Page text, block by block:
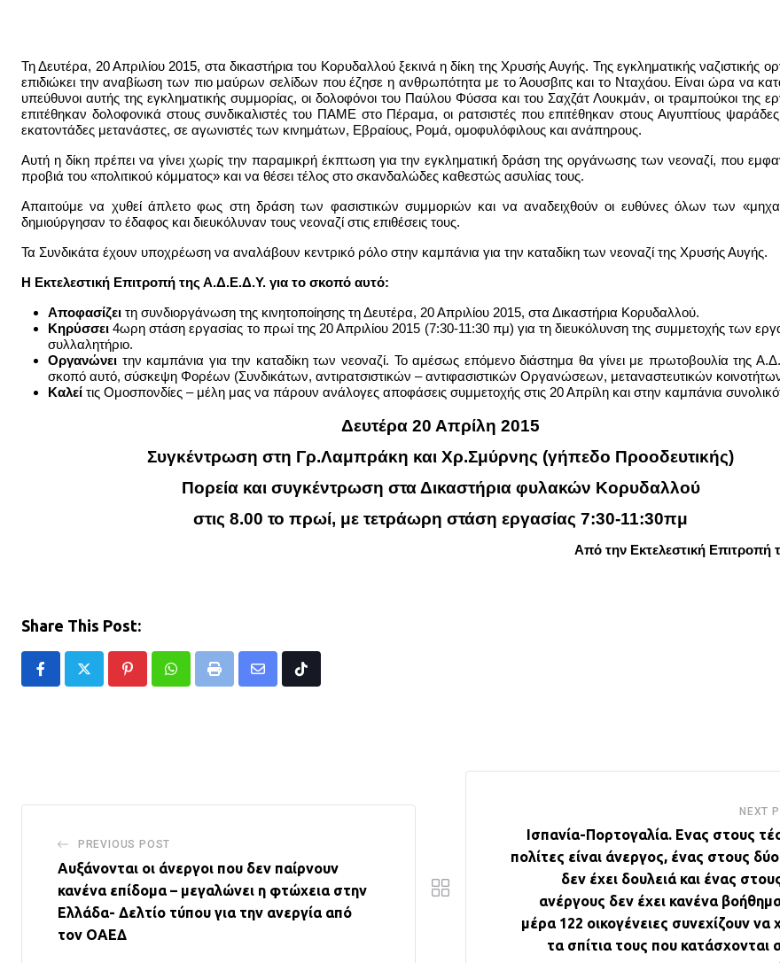
Τη Δευτέρα, 20 Απριλίου 2015, στα δικαστήρια του Κορυδαλλού ξεκινά η δίκη της Χρυσής Αυγής. Της εγκληματικής ναζιστικής
επιδιώκει την αναβίωση των πιο μαύρων σελίδων που έζησε η ανθρωπότητα με το Άουσβιτς και το Νταχάου. Είναι ώρα να
υπεύθυνοι αυτής της εγκληματικής συμμορίας, οι δολοφόνοι του Παύλου Φύσσα και του Σαχζάτ Λουκμάν, οι τραμπούκοι της
επιτέθηκαν δολοφονικά στους συνδικαλιστές του ΠΑΜΕ στο Πέραμα, οι ρατσιστές που επιτέθηκαν στους Αιγυπτίους
εκατοντάδες μετανάστες, σε αγωνιστές των κινημάτων, Εβραίους, Ρομά, ομοφυλόφιλους και ανάπηρους.
Αυτή η δίκη πρέπει να γίνει χωρίς την παραμικρή έκπτωση για την εγκληματική δράση της οργάνωσης των νεοναζί, που
προβιά του «πολιτικού κόμματος» και να θέσει τέλος στο σκανδαλώδες καθεστώς ασυλίας τους.
Απαιτούμε να χυθεί άπλετο φως στη δράση των φασιστικών συμμοριών και να αναδειχθούν οι ευθύνες όλων των
δημιούργησαν το έδαφος και διευκόλυναν τους νεοναζί στις επιθέσεις τους.
Τα Συνδικάτα έχουν υποχρέωση να αναλάβουν κεντρικό ρόλο στην καμπάνια για την καταδίκη των νεοναζί της Χρυσής Αυγής.
Η Εκτελεστική Επιτροπή της Α.Δ.Ε.Δ.Υ. για το σκοπό αυτό:
Αποφασίζει τη συνδιοργάνωση της κινητοποίησης τη Δευτέρα, 20 Απριλίου 2015, στα Δικαστήρια Κορυδαλλού.
Κηρύσσει 4ωρη στάση εργασίας το πρωί της 20 Απριλίου 2015 (7:30-11:30 πμ) για τη διευκόλυνση της συμμετοχής των
συλλαλητήριο.
Οργανώνει την καμπάνια για την καταδίκη των νεοναζί. Το αμέσως επόμενο διάστημα θα γίνει με πρωτοβουλία της
σκοπό αυτό, σύσκεψη Φορέων (Συνδικάτων, αντιρατσιστικών – αντιφασιστικών Οργανώσεων, μεταναστευτικών
Καλεί τις Ομοσπονδίες – μέλη μας να πάρουν ανάλογες αποφάσεις συμμετοχής στις 20 Απρίλη και στην καμπάνια
Δευτέρα 20 Απρίλη 2015
Συγκέντρωση στη Γρ.Λαμπράκη και Χρ.Σμύρνης (γήπεδο Προοδευτικής)
Πορεία και συγκέντρωση στα Δικαστήρια φυλακών Κορυδαλλού
στις 8.00 το πρωί, με τετράωρη στάση εργασίας 7:30-11:30πμ
Από την Εκτελεστική
Share This Post:
PinterestWhatsappPrint
Share
Tiktok
PREVIOUS POST
Αυξάνονται οι άνεργοι που δεν παίρνουν
κανένα επίδομα – μεγαλώνει η φτώχεια στην
Ελλάδα- Δελτίο τύπου για την ανεργία από
τον ΟΑΕΔ
NEXT
Ισπανία-Πορτογαλία. Ενας στους
πολίτες είναι άνεργος, ένας στους
δεν έχει δουλειά και ένας
ανέργους δεν έχει κανένα
μέρα 122 οικογένειες συνεχίζουν να
τα σπίτια τους που κατάσχονται